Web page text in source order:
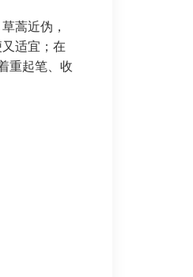
蒿近伪，
适宜；在
重起笔、收